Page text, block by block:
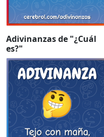
Adivinanzas de "¿Cuál
es?"